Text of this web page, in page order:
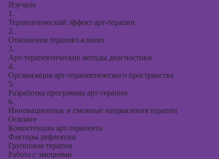
Изучите
1.
Терапевтический эффект арт-терапии
2.
Отношения терапевт-клиент
3.
Арт-терапевтические методы диагностики
4.
Организация арт-терапевтического пространства
5.
Разработка программы арт-терапии
6.
Инновационные и смежные направления терапии
Освоите
Компетенции арт-терапевта
Факторы рефлексии
Групповая терапия
Работа с эмоциями